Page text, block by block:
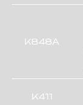
К848А
К411